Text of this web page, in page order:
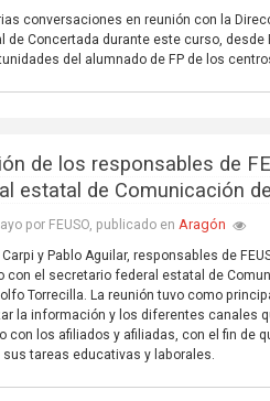
conversaciones en reunión con la
de Concertada durante este curso, desde
del alumnado de FP de los
de los responsables de
estatal de Comunicación
por FEUSO, publicado enAragón
y Pablo Aguilar, responsables de
con el secretario federal estatal de
Torrecilla. La reunión tuvo como
la información y los diferentes canales
con los afiliados y afiliadas, con el fin de
sus tareas educativas y laborales.